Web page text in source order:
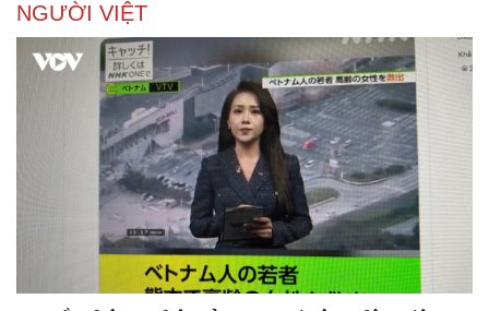
NGƯỜI VIỆT